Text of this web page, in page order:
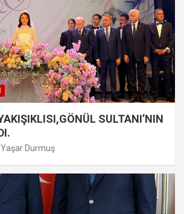
SULTANI’NIN
Yaşar Durmuş